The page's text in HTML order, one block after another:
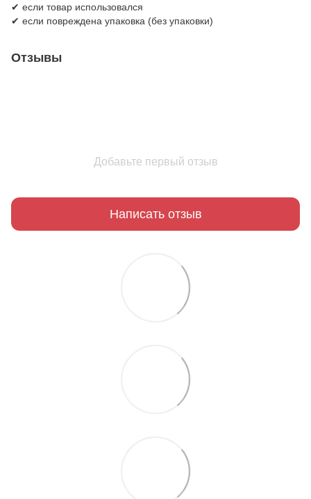
✔ если товар использовался
✔ если повреждена упаковка (без упаковки)
Отзывы
Добавьте первый отзыв
Написать отзыв